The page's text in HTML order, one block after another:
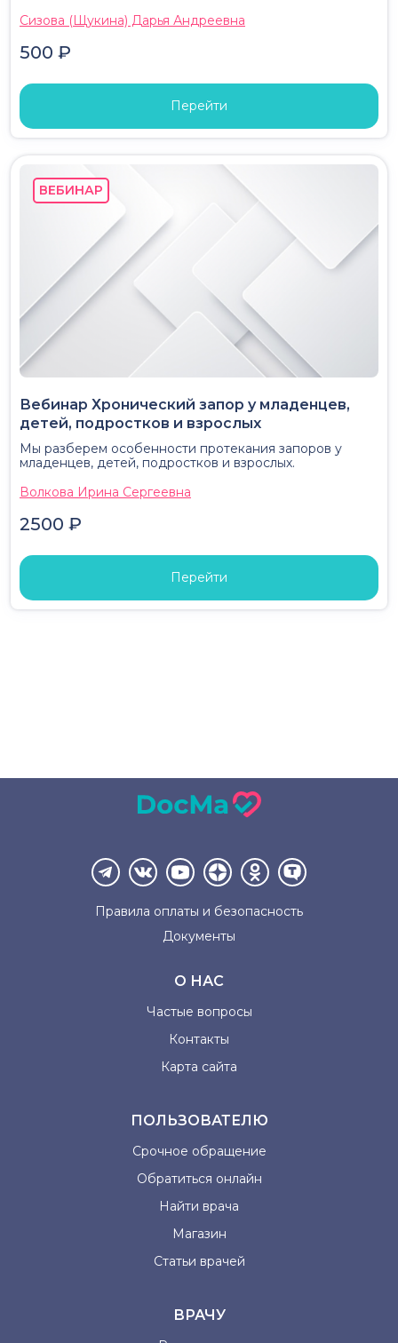
Сизова (Щукина) Дарья Андреевна
500 ₽
Перейти
ВЕБИНАР
Вебинар Хронический запор у младенцев,
детей, подростков и взрослых
Мы разберем особенности протекания запоров у
младенцев, детей, подростков и взрослых.
Волкова Ирина Сергеевна
2500 ₽
Перейти
Правила оплаты и безопасность
Документы
О НАС
Частые вопросы
Контакты
Карта сайта
ПОЛЬЗОВАТЕЛЮ
Срочное обращение
Обратиться онлайн
Найти врача
Магазин
Статьи врачей
ВРАЧУ